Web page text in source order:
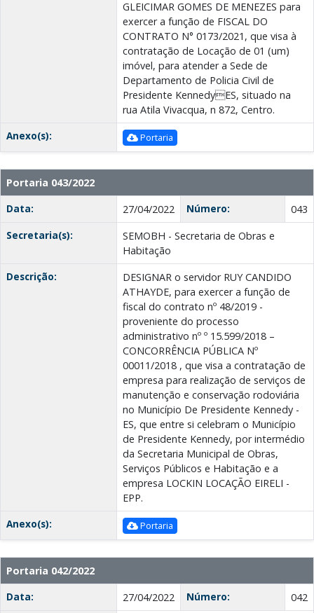
GLEICIMAR GOMES DE MENEZES para
exercer a função de FISCAL DO
CONTRATO N° 0173/2021, que visa à
contratação de Locação de 01 (um)
imóvel, para atender a Sede de
Departamento de Policia Civil de
Presidente KennedyES, situado na
rua Atila Vivacqua, n 872, Centro.
Anexo(s):
Portaria
Portaria 043/2022
Data:
27/04/2022 Número:
043
Secretaria(s):
SEMOBH - Secretaria de Obras e
Habitação
Descrição:
DESIGNAR o servidor RUY CANDIDO
ATHAYDE, para exercer a função de
fiscal do contrato nº 48/2019 -
proveniente do processo
administrativo nº º 15.599/2018 –
CONCORRÊNCIA PÚBLICA Nº
00011/2018 , que visa a contratação de
empresa para realização de serviços de
manutenção e conservação rodoviária
no Município De Presidente Kennedy -
ES, que entre si celebram o Município
de Presidente Kennedy, por intermédio
da Secretaria Municipal de Obras,
Serviços Públicos e Habitação e a
empresa LOCKIN LOCAÇÃO EIRELI -
EPP.
Anexo(s):
Portaria
Portaria 042/2022
Data:
27/04/2022 Número: 042